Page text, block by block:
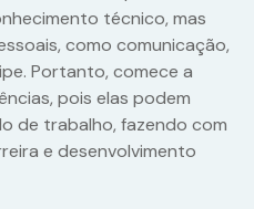
técnico, mas
como comunicação,
Portanto, comece a
pois elas podem
de trabalho, fazendo com
e desenvolvimento